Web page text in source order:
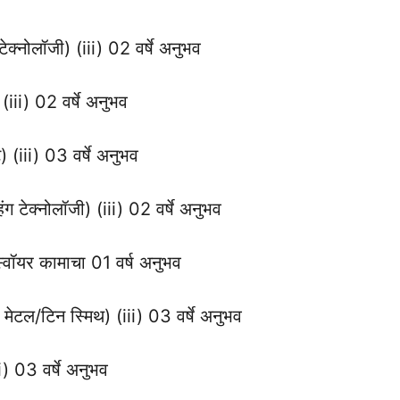
(iii) 02 वर्षे अनुभव
(iii) 02 वर्षे अनुभव
(iii) 03 वर्षे अनुभव
टेक्नोलॉजी) (iii) 02 वर्षे अनुभव
कामाचा 01 वर्ष अनुभव
मेटल/टिन स्मिथ) (iii) 03 वर्षे अनुभव
03 वर्षे अनुभव